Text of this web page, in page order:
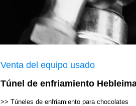
Venta del equipo usado
Túnel de enfriamiento
>> Túneles de enfriamiento para chocolates